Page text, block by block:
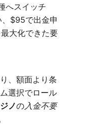
へスイッチ
$95で出金申
大化できた要
、額面より条
選択でロール
ノの入金不要